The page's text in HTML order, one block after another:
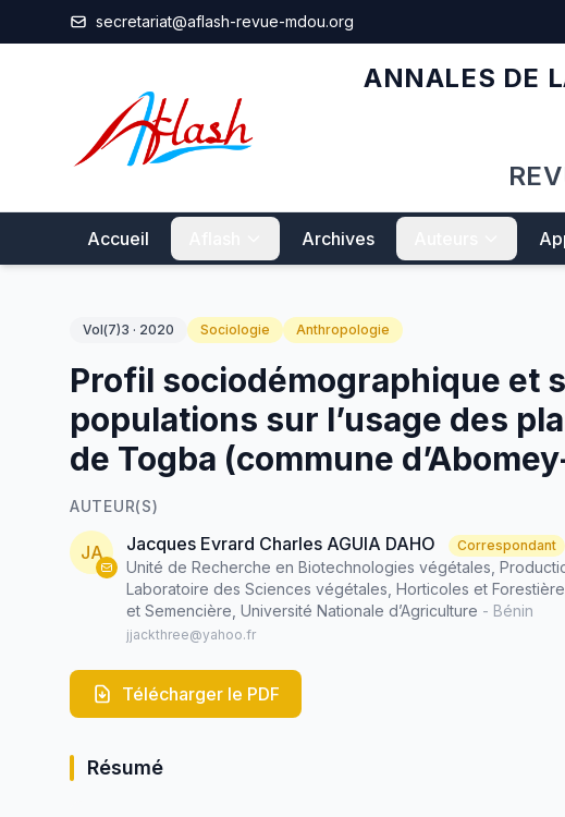
Aller au contenu principal
secretariat@aflash-revue-mdou.org
ANNALES DE
Accueil Archives
Vol(7)3 · 2020 Sociologie Anthropologie
Profil sociodémographique et
populations sur l’usage des
de Togba (commune
AUTEUR(S)
JA Jacques Evrard Charles AGUIA DAHO Correspondant
Unité de Recherche en Biotechnologies végétales,
Laboratoire des Sciences végétales, Horticoles et
et Semencière, Université Nationale d’Agriculture - Bénin
jjackthree@yahoo.fr
Télécharger le PDF
Résumé